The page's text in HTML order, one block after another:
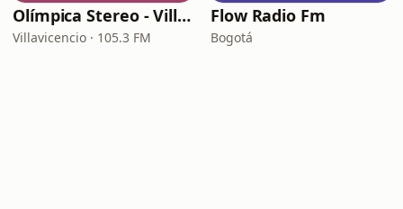
Olímpica Stereo - Villavicencio
Villavicencio · 105.3 FM
Flow Radio Fm
Bogotá